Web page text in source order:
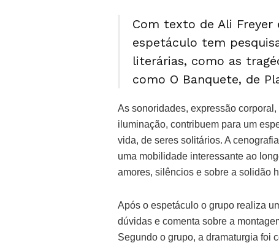
Com texto de Ali Freyer
espetáculo tem
literárias, como as
como O Banquete, de
As sonoridades, expressão
iluminação, contribuem para um
vida, de seres solitários. A
uma mobilidade interessante ao
amores, silêncios e sobre a solidão
Após o espetáculo o grupo realiza
dúvidas e comenta sobre a
Segundo o grupo, a dramaturgia foi